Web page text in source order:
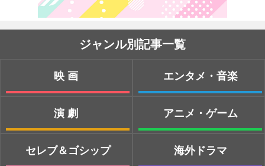
ジャンル別記事一覧
映画
演劇
セレブ＆ゴシップ
エンタメ・音楽
アニメ・ゲーム
海外ドラマ